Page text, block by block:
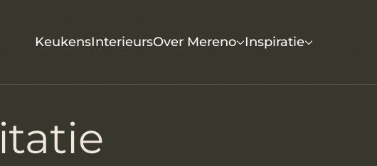
KeukensInterieursOver Mereno Inspiratie